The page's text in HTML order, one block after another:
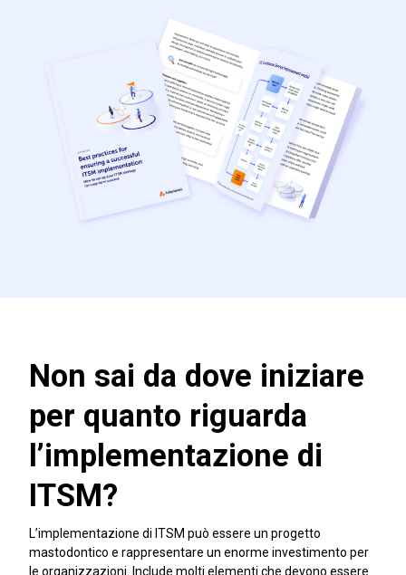
Non sai da dove iniziare
per quanto riguarda
l’implementazione di
ITSM?
L’implementazione di ITSM può essere un progetto
mastodontico e rappresentare un enorme investimento per
le organizzazioni. Include molti elementi che devono essere